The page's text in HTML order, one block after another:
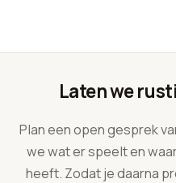
Laten we
Plan een open gesprek
we wat er speelt en
heeft. Zodat je daarna